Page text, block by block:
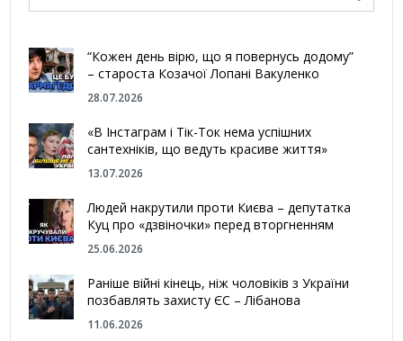
“Кожен день вірю, що я повернусь додому”
– староста Козачої Лопані Вакуленко
28.07.2026
«В Інстаграм і Тік-Ток нема успішних
сантехніків, що ведуть красиве життя»
13.07.2026
Людей накрутили проти Києва – депутатка
Куц про «дзвіночки» перед вторгненням
25.06.2026
Раніше війні кінець, ніж чоловіків з України
позбавлять захисту ЄС – Лібанова
11.06.2026